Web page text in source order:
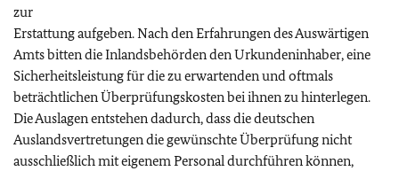
zur
Erstattung aufgeben. Nach den Erfahrungen des Auswärtigen
Amts bitten die Inlandsbehörden den Urkundeninhaber, eine
Sicherheitsleistung für die zu erwartenden und oftmals
beträchtlichen Überprüfungskosten bei ihnen zu hinterlegen.
Die Auslagen entstehen dadurch, dass die deutschen
Auslandsvertretungen die gewünschte Überprüfung nicht
ausschließlich mit eigenem Personal durchführen können,